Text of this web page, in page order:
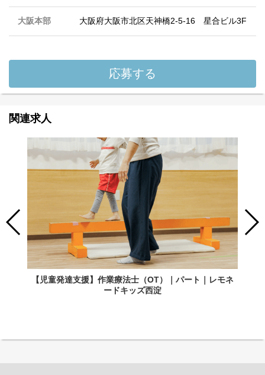
大阪本部 大阪府大阪市北区天神橋2-5-16 星合ビル3F
応募する
関連求人
【児童発達支援】作業療法士（OT）｜パート｜レモネ
ードキッズ西淀